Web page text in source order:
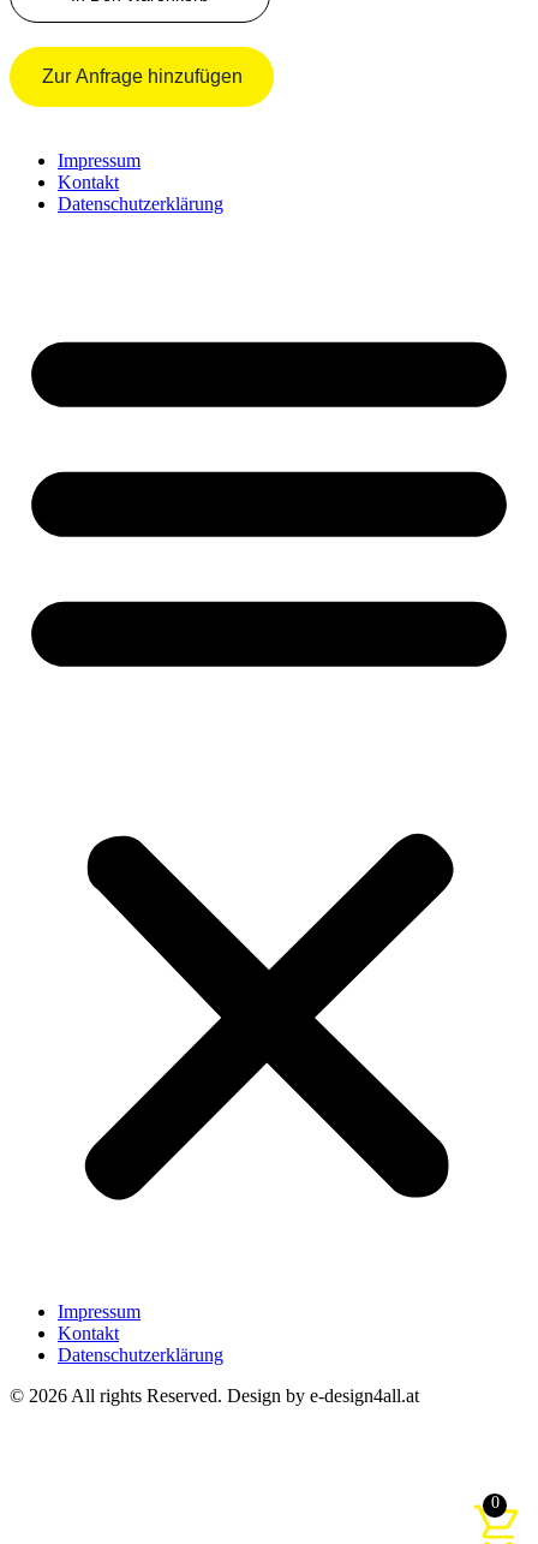
3/4
Zur Anfrage hinzufügen
Impressum
Kontakt
Datenschutzerklärung
Impressum
Kontakt
Datenschutzerklärung
© 2026 All rights Reserved. Design by e-design4all.at
0